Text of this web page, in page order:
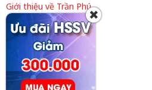
Giới thiệu về Trần Phú
Thông tin tuyển dụng
Liên hệ cửa hàng
Chính sách thanh toán
Chính sách giao hàng
Chính sách bảo hành
✖